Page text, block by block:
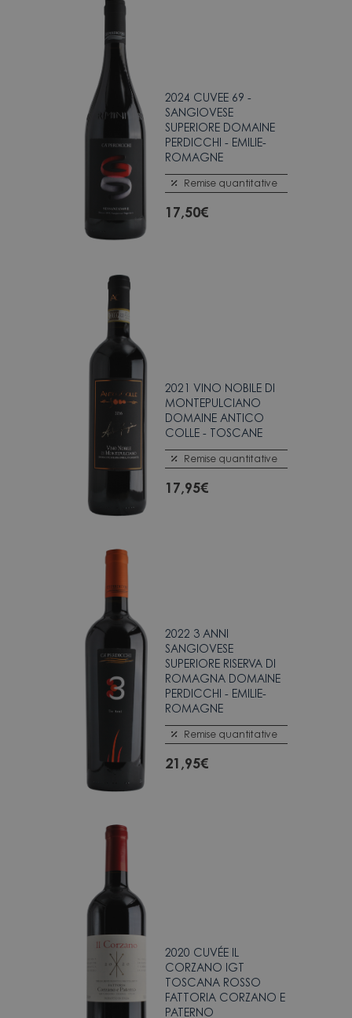
2024 CUVEE 69 -
SANGIOVESE
SUPERIORE DOMAINE
PERDICCHI - EMILIE-
ROMAGNE
Remise quantitative
17,50€
2021 VINO NOBILE DI
MONTEPULCIANO
DOMAINE ANTICO
COLLE - TOSCANE
Remise quantitative
17,95€
2022 3 ANNI
SANGIOVESE
SUPERIORE RISERVA DI
ROMAGNA DOMAINE
PERDICCHI - EMILIE-
ROMAGNE
Remise quantitative
21,95€
2020 CUVÉE IL
CORZANO IGT
TOSCANA ROSSO
FATTORIA CORZANO E
PATERNO